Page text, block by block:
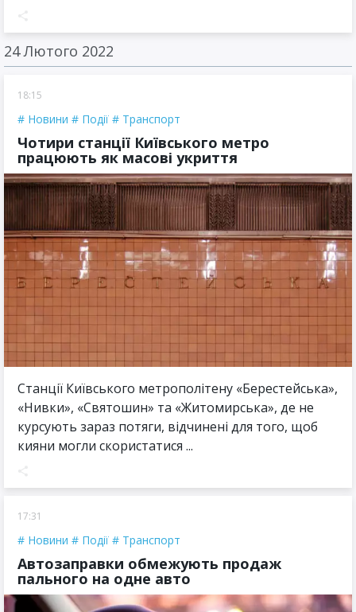
24 Лютого 2022
18:15
Новини Події Транспорт
Чотири станції Київського метро
працюють як масові укриття
Станції Київського метрополітену «Берестейська»,
«Нивки», «Святошин» та «Житомирська», де не
курсують зараз потяги, відчинені для того, щоб
кияни могли скористатися ...
17:31
Новини Події Транспорт
Автозаправки обмежують продаж
пального на одне авто